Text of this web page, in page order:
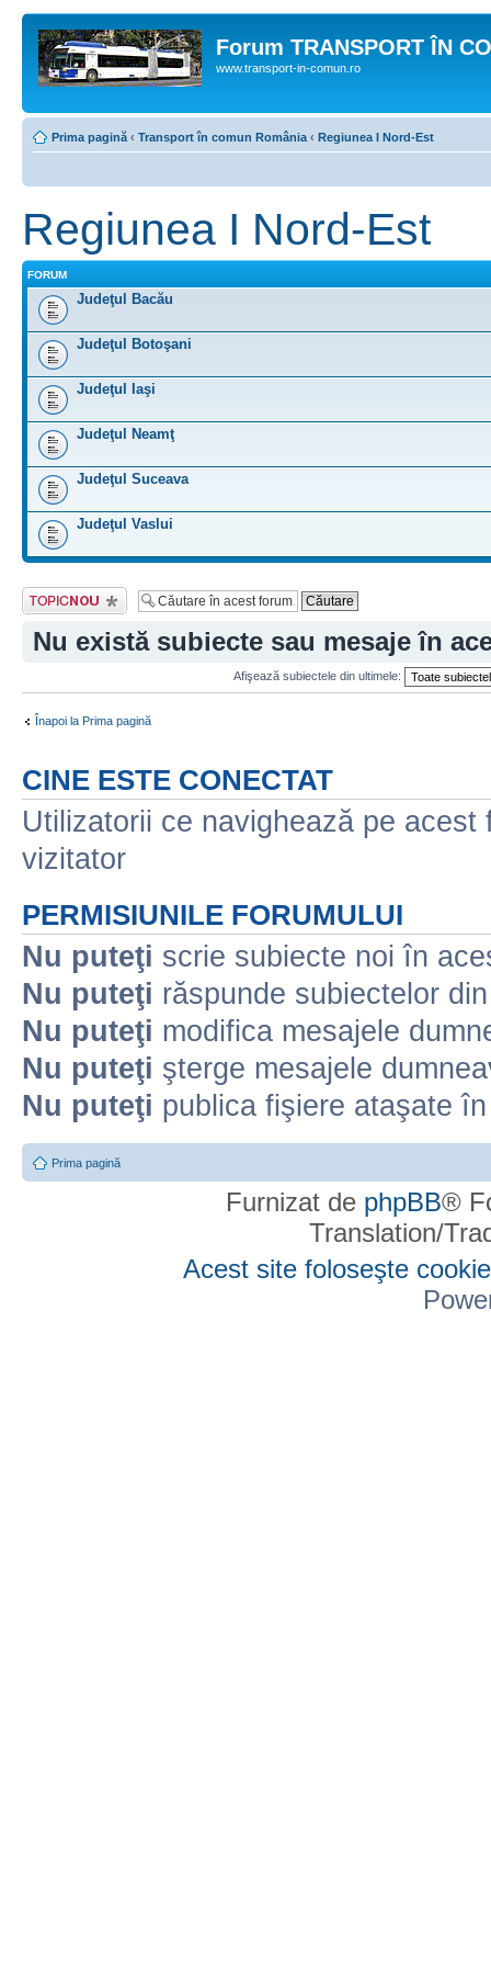
Forum TRANSPORT ÎN
www.transport-in-comun.ro
Prima pagină ‹ Transport în comun România ‹ Regiunea I Nord-Est
Regiunea I Nord-Est
FORUM
Judeţul Bacău
Judeţul Botoşani
Judeţul Iaşi
Judeţul Neamţ
Judeţul Suceava
Judeţul Vaslui
Scrie un subiect
nou
Nu există subiecte sau mesaje în
Afişează subiectele din ultimele:
Înapoi la Prima pagină
CINE ESTE CONECTAT
Utilizatorii ce navighează pe
vizitator
PERMISIUNILE FORUMULUI
Nu puteţi scrie subiecte noi în
Nu puteţi răspunde subiectelor
Nu puteţi modifica mesajele
Nu puteţi şterge mesajele
Nu puteţi publica fişiere ataşate
Prima pagină
Furnizat de phpBB®
Translation/
Acest site foloseşte